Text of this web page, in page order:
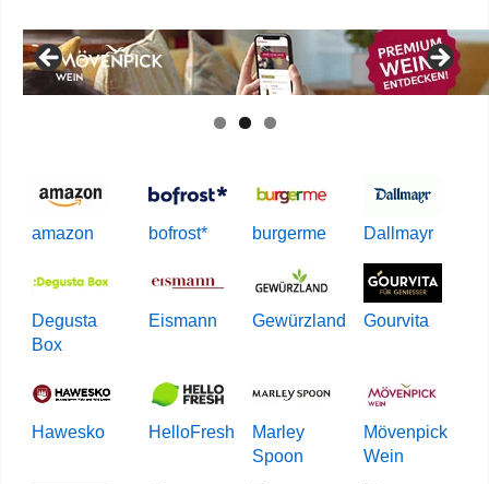
amazon bofrost* burgerme Dallmayr
Degusta
Box
Eismann Gewürzland Gourvita
Hawesko HelloFresh
Marley
Spoon
Mövenpick
Wein